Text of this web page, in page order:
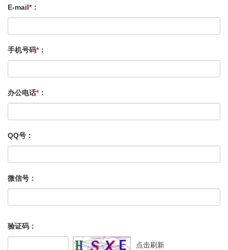
E-mail*：
手机号码*：
办公电话*：
QQ号：
微信号：
验证码：
点击刷新